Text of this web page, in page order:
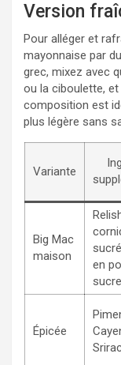
Version
Pour alléger et
mayonnaise par
grec, mixez avec
ou la ciboulette,
composition est
plus légère sans
Variante
Big Mac
maison
en
sucre
Épicée